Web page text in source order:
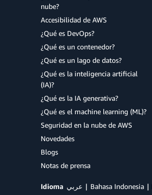
nube?
Accesibilidad de AWS
¿Qué es DevOps?
¿Qué es un contenedor?
¿Qué es un lago de datos?
¿Qué es la inteligencia artificial
(IA)?
¿Qué es la IA generativa?
¿Qué es el machine learning (ML)?
Seguridad en la nube de AWS
Novedades
Blogs
Notas de prensa
Idioma عربي Bahasa Indonesia